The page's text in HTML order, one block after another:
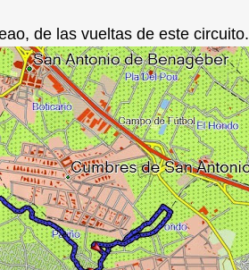
de las vueltas de este circuito.